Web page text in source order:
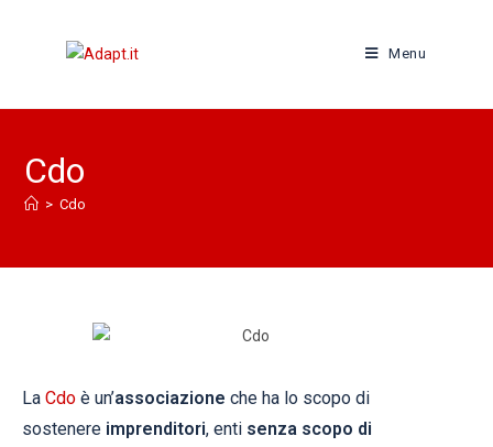
Menu
Cdo
> Cdo
La Cdo è un’associazione che ha lo scopo di
sostenere imprenditori, enti senza scopo di